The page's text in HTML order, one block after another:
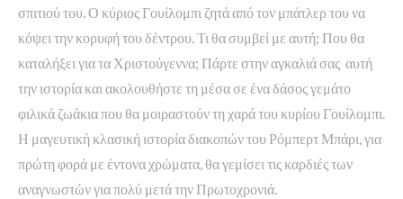
σπιτιού του. Ο κύριος Γουίλομπι ζητά από τον μπάτλερ του να
κόψει την κορυφή του δέντρου. Τι θα συμβεί με αυτή; Που θα
καταλήξει για τα Χριστούγεννα; Πάρτε στην αγκαλιά σας αυτή
την ιστορία και ακολουθήστε τη μέσα σε ένα δάσος γεμάτο
φιλικά ζωάκια που θα μοιραστούν τη χαρά του κυρίου Γουίλομπι.
Η μαγευτική κλασική ιστορία διακοπών του Ρόμπερτ Μπάρι, για
πρώτη φορά με έντονα χρώματα, θα γεμίσει τις καρδιές των
αναγνωστών για πολύ μετά την Πρωτοχρονιά.